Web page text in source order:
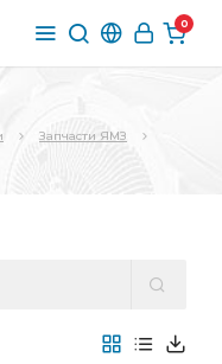
0
Запчасти ЯМЗ